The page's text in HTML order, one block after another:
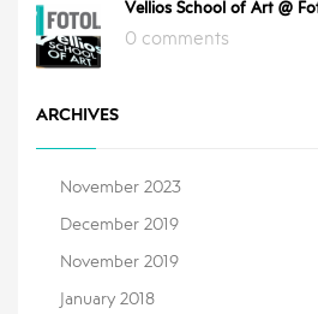
Vellios School of Art @
0 comments
ARCHIVES
November 2023
December 2019
November 2019
January 2018